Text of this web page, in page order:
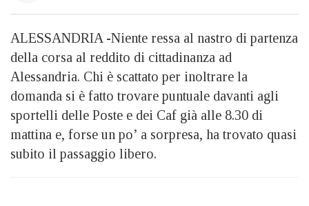
ALESSANDRIA -Niente ressa al nastro di partenza
della corsa al reddito di cittadinanza ad
Alessandria. Chi è scattato per inoltrare la
domanda si è fatto trovare puntuale davanti agli
sportelli delle Poste e dei Caf già alle 8.30 di
mattina e, forse un po’ a sorpresa, ha trovato quasi
subito il passaggio libero.